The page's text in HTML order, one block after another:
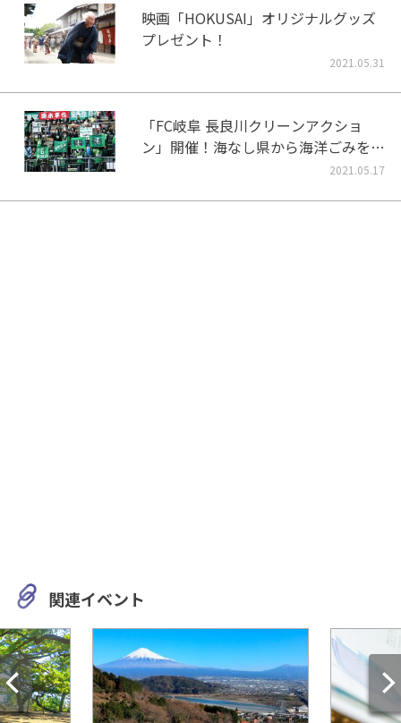
映画「HOKUSAI」オリジナルグッズ
プレゼント！
2021.05.31
「FC岐阜 長良川クリーンアクショ
ン」開催！海なし県から海洋ごみをな
2021.05.17
関連イベント